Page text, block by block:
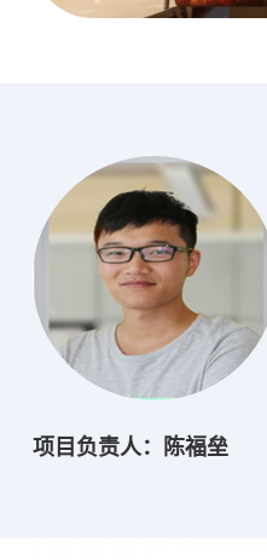
项目负责人：陈福垒